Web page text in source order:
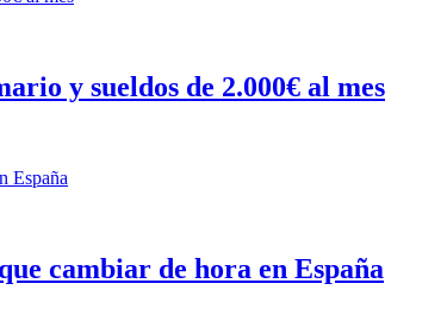
y sueldos de 2.000€ al mes
cambiar de hora en España